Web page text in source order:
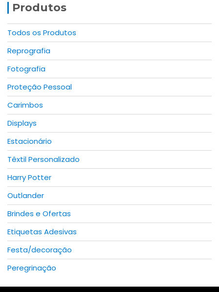
Produtos
Todos os Produtos
Reprografia
Fotografia
Proteção Pessoal
Carimbos
Displays
Estacionário
Têxtil Personalizado
Harry Potter
Outlander
Brindes e Ofertas
Etiquetas Adesivas
Festa/decoração
Peregrinação